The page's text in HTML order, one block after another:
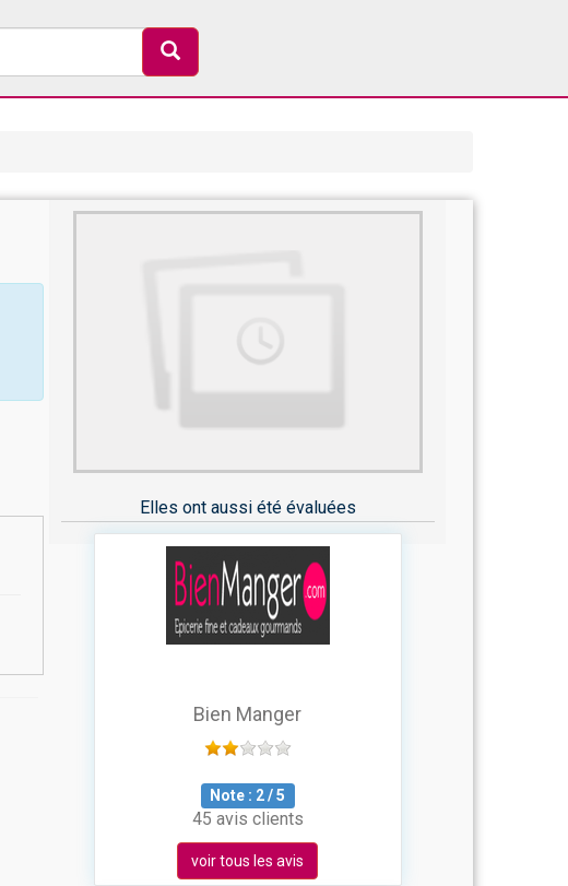
Elles ont aussi été évaluées
Bien Manger
Note : 2/5
45 avis clients
voir tous les avis